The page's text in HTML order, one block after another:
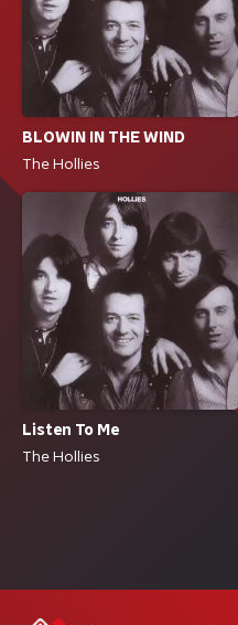
BLOWIN IN THE WIND
The Hollies
Listen To Me
The Hollies